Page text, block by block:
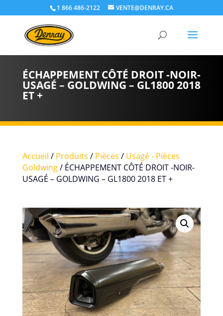
1 866 486-2122 VENTE@DENRAY.CA
ÉCHAPPEMENT CÔTÉ DROIT -NOIR-
USAGÉ – GOLDWING – GL1800 2018
ET +
Accueil / Produits / Pièces / Usagé - Pièces
Goldwing/ ÉCHAPPEMENT CÔTÉ DROIT -NOIR-
USAGÉ – GOLDWING – GL1800 2018 ET +